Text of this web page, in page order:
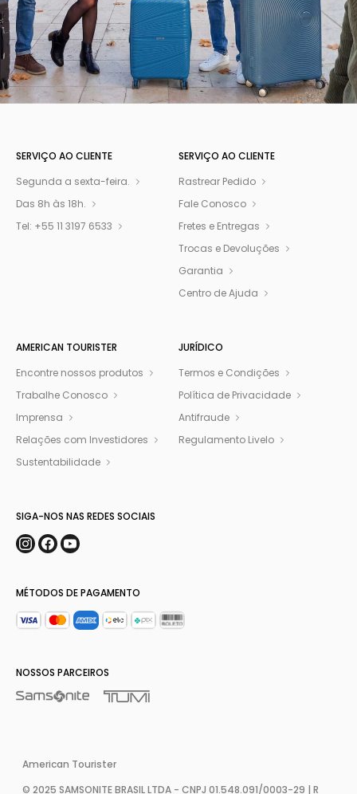
SERVIÇO AO CLIENTE​
Segunda a sexta-feira.
Das 8h às 18h.
Tel: +55 11 3197 6533
SERVIÇO AO CLIENTE​
Rastrear Pedido
Fale Conosco
Fretes e Entregas
Trocas e Devoluções
Garantia
Centro de Ajuda
AMERICAN TOURISTER
Encontre nossos produtos
Trabalhe Conosco
Imprensa
Relações com Investidores
Sustentabilidade
JURÍDICO
Termos e Condições
Política de Privacidade
Antifraude
Regulamento Livelo
SIGA-NOS NAS REDES SOCIAIS
MÉTODOS DE PAGAMENTO
NOSSOS PARCEIROS
American Tourister
© 2025 SAMSONITE BRASIL LTDA - CNPJ 01.548.091/0003-29 | R